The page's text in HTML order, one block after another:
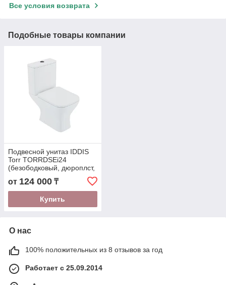
Все условия возврата
Подобные товары компании
Подвесной унитаз IDDIS
Torr TORRDSEi24
(безободковый, дюроплст,
Soft Close и Easy Fix)
от 124 000 ₸
Купить
О нас
100% положительных из 8 отзывов за год
Работает с 25.09.2014